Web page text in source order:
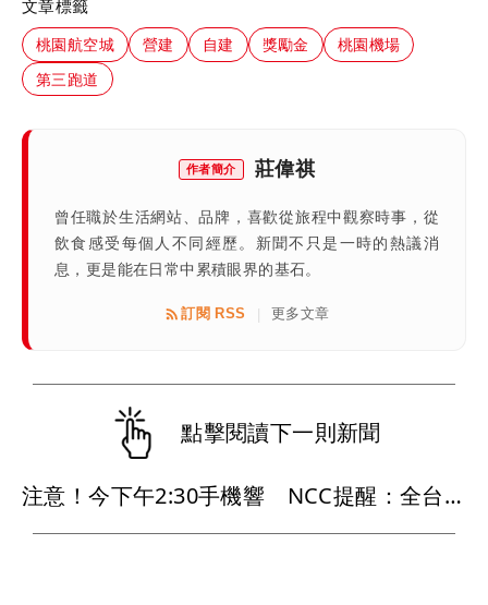
文章標籤
桃園航空城 營建 自建 獎勵金
桃園機場
第三跑道
作者簡介 莊偉祺
曾任職於生活網站、品牌，喜歡從旅程中觀察時事，從
飲食感受每個人不同經歷。新聞不只是一時的熱議消
息，更是能在日常中累積眼界的基石。
訂閱 RSS 更多文章
點擊閱讀下一則新聞
注意！今下午2:30手機響 NCC提醒：全台發送演習預告